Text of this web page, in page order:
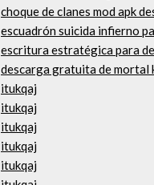
choque de clanes mod apk
escuadrón suicida infierno
escritura estratégica para
descarga gratuita de mortal
itukqaj
itukqaj
itukqaj
itukqaj
itukqaj